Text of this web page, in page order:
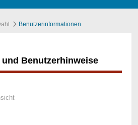
Benutzerinformationen
Benutzerhinweise